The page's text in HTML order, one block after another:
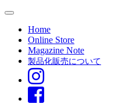
Home
Online Store
Magazine Note
製品化販売について